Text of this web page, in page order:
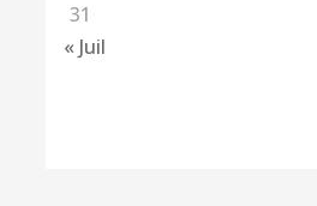
31
« Juil